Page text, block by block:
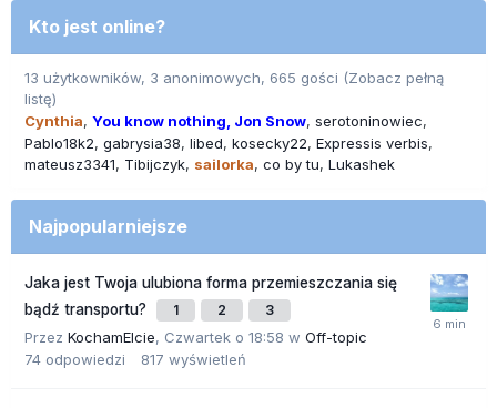
Kto jest online?
13 użytkowników, 3 anonimowych, 665 gości (Zobacz pełną
listę)
Cynthia You know nothing, Jon Snow serotoninowiec
Pablo18k2 gabrysia38 libed kosecky22 Expressis verbis
mateusz3341
Tibijczyk sailorka co by tu Lukashek
Najpopularniejsze
Jaka jest Twoja ulubiona forma przemieszczania się
bądź transportu?
1 2 3
Przez KochamElcie, Czwartek o 18:58 w Off-topic
74 odpowiedzi 817 wyświetleń